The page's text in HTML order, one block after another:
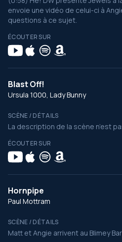
envoie une vidéo de celui-ci à
questions à ce sujet.
ÉCOUTER SUR
Blast Off!
Ursula 1000, Lady Bunny
SCÈNE / DÉTAILS
La description de la scène n’est
ÉCOUTER SUR
Hornpipe
Paul Mottram
SCÈNE / DÉTAILS
Matt et Angie arrivent au Blimey